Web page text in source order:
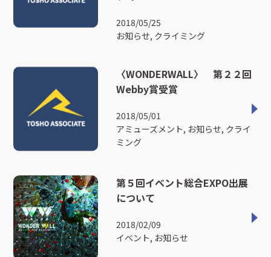
2018/05/25
お知らせ, クライミング
〈WONDERWALL〉 第２２回
Webby賞受賞
2018/05/01
アミューズメント, お知らせ, クライ
ミング
第５回イベント総合EXPO出展
について
2018/02/09
イベント, お知らせ